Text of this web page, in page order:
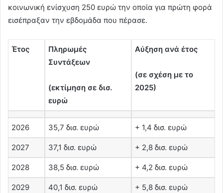
κοινωνική ενίσχυση 250 ευρώ την οποία για πρώτη φορά
εισέπραξαν την εβδομάδα που πέρασε.
Έτος
Πληρωμές
Συντάξεων
(εκτίμηση σε δισ.
ευρώ
Αύξηση ανά έτος
(σε σχέση με το
2025)
2026 35,7 δισ. ευρώ + 1,4 δισ. ευρώ
2027 37,1 δισ. ευρώ + 2,8 δισ. ευρώ
2028 38,5 δισ. ευρώ + 4,2 δισ. ευρώ
2029 40,1 δισ. ευρώ + 5,8 δισ. ευρώ